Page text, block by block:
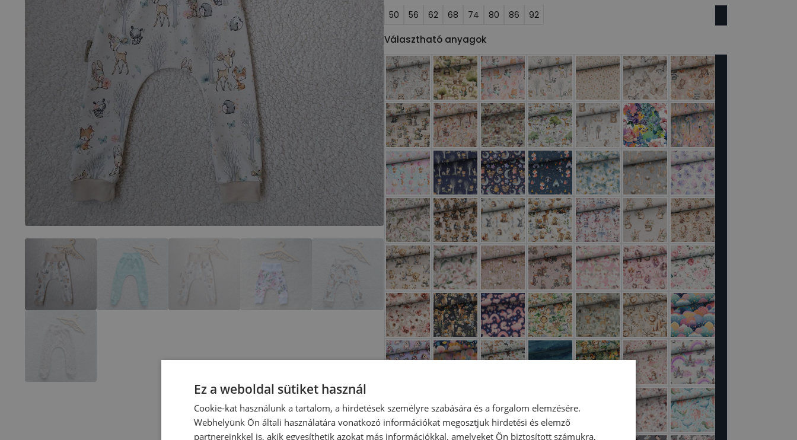
50 56 62 68 74 80 86 92
Választható anyagok
Ez a weboldal sütiket használ
Cookie-kat használunk a tartalom, a hirdetések személyre szabására és a forgalom elemzésére.
Webhelyünk Ön általi használatára vonatkozó információkat megosztjuk hirdetési és elemző
partnereinkkel is, akik egyesíthetik azokat más információkkal, amelyeket Ön biztosított számukra,